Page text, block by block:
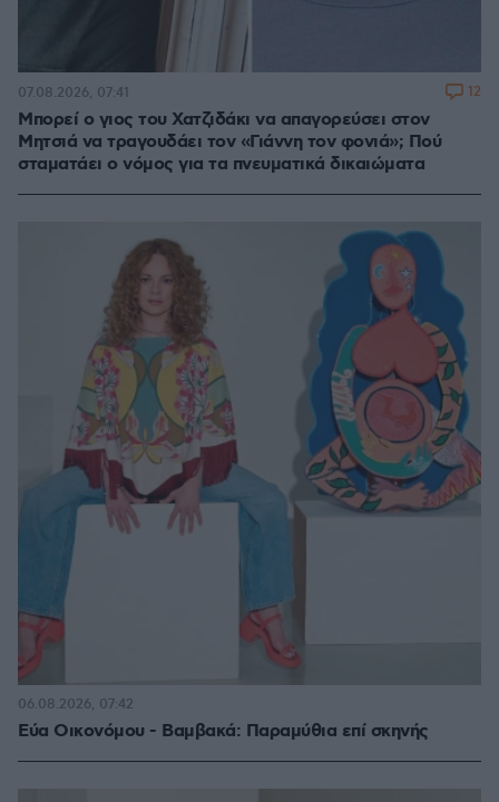
Μπορεί ο γιος του Χατζιδάκι να απαγορεύσει στον
Μητσιά να τραγουδάει τον «Γιάννη τον φονιά»; Πού
σταματάει ο νόμος για τα πνευματικά δικαιώματα
07.08.2026, 07:41 12
Εύα Οικονόμου - Βαμβακά: Παραμύθια επί σκηνής
06.08.2026, 07:42